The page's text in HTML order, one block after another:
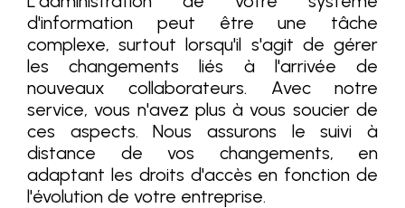
d'information peut être une tâche
complexe, surtout lorsqu'il s'agit de gérer
les changements liés à l'arrivée de
nouveaux collaborateurs. Avec notre
service, vous n'avez plus à vous soucier de
ces aspects. Nous assurons le suivi à
distance de vos changements, en
adaptant les droits d'accès en fonction de
l'évolution de votre entreprise.